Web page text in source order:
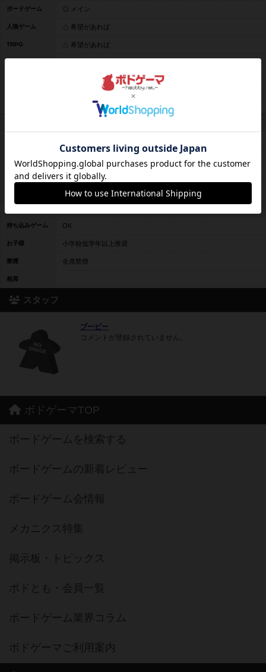
ボードゲーム ◎ メイン
人狼ゲーム △ 希望があれば
TRPG △ 希望があれば
△ 希望があれば
△ 希望があれば
お酒の注文 なし
基本的にない
持ち込みゲーム OK
お子様 小学校低学年以上推奨
禁煙 全席禁煙
相席
スタッフ
ブービー
コメントが登録されていません。
ボドゲーマTOP
ボードゲームを検索する
ボードゲームの新着レビュー
ボードゲーム会情報
メカニクス特集
掲示板・トピックス
ボドとも・会員一覧
ボードゲーム業界コラム
ボドゲーマご利用案内